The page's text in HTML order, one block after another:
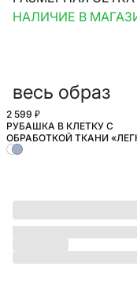
НАЛИЧИЕ В
весь образ
ШКОЛА
2 599 ₽
РУБАШКА В КЛЕТКУ С
ОБРАБОТКОЙ ТКАНИ
ГЛАДИТЬ» ДЛЯ